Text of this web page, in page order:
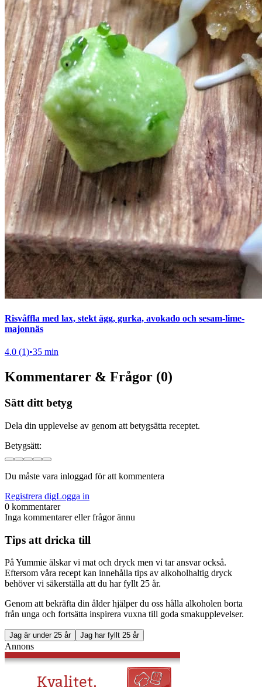
Risvåffla med lax, stekt ägg, gurka, avokado och sesam-lime-
majonnäs
4.0 (1)•35 min
Kommentarer & Frågor (0)
Sätt ditt betyg
Dela din upplevelse av genom att betygsätta receptet.
Betygsätt:
Du måste vara inloggad för att kommentera
Registrera digLogga in
0 kommentarer
Inga kommentarer eller frågor ännu
Tips att dricka till
På Yummie älskar vi mat och dryck men vi tar ansvar också.
Eftersom våra recept kan innehålla tips av alkoholhaltig dryck
behöver vi säkerställa att du har fyllt 25 år.
Genom att bekräfta din ålder hjälper du oss hålla alkoholen borta
från unga och fortsätta inspirera vuxna till goda smakupplevelser.
Jag är under 25 år Jag har fyllt 25 år
Annons